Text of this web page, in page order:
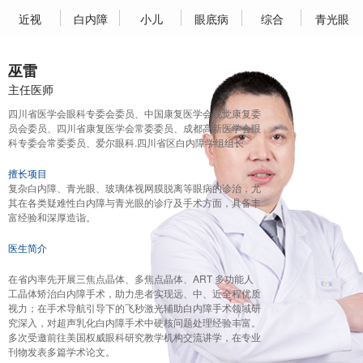
近视 白内障 小儿 眼底病 综合 青光眼
巫雷
主任医师
四川省医学会眼科专委会委员、中国康复医学会视觉康复委
员会委员、四川省康复医学会常委委员、成都高新医学会眼
科专委会常委委员、爱尔眼科.四川省区白内障学组组长
擅长项目
复杂白内障、青光眼、玻璃体视网膜脱离等眼病的诊治，尤
其在各类疑难性白内障与青光眼的诊疗及手术方面，具备丰
富经验和深厚造诣。
医生简介
在省内率先开展三焦点晶体、多焦点晶体、ART 多功能人
工晶体矫治白内障手术，助力患者实现远、中、近全程优质
视力；在手术导航引导下的飞秒激光辅助白内障手术领域研
究深入，对超声乳化白内障手术中硬核问题处理经验丰富。
多次受邀前往美国权威眼科研究教学机构交流讲学，在专业
刊物发表多篇学术论文。